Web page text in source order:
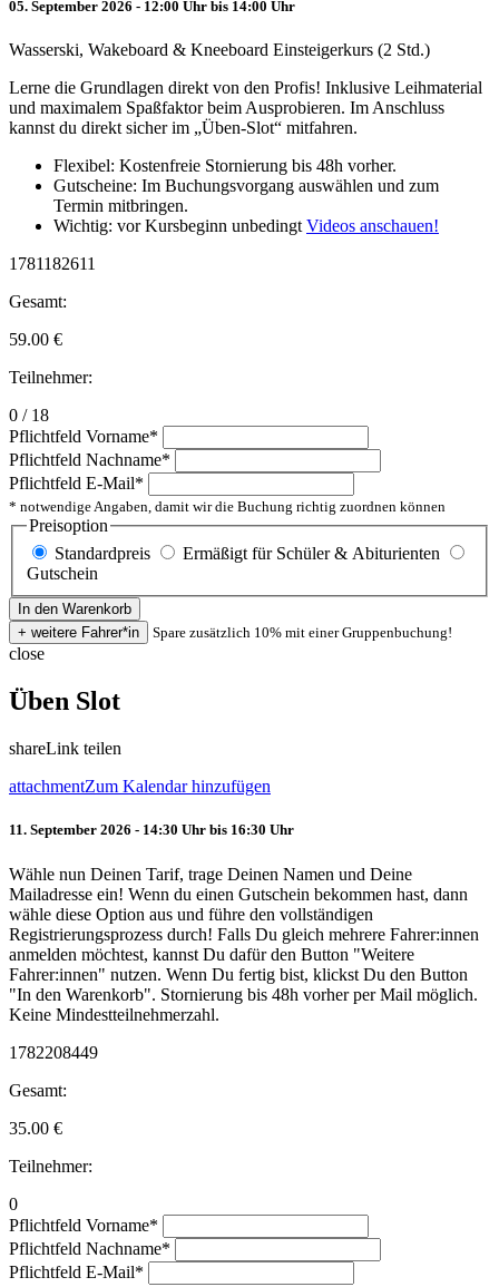
05. September 2026 - 12:00 Uhr bis 14:00 Uhr
Wasserski, Wakeboard & Kneeboard Einsteigerkurs (2 Std.)
Lerne die Grundlagen direkt von den Profis! Inklusive Leihmaterial
und maximalem Spaßfaktor beim Ausprobieren. Im Anschluss
kannst du direkt sicher im „Üben-Slot“ mitfahren.
Flexibel: Kostenfreie Stornierung bis 48h vorher.
Gutscheine: Im Buchungsvorgang auswählen und zum
Termin mitbringen.
Wichtig: vor Kursbeginn unbedingt Videos anschauen!
1781182611
Gesamt:
59.00 €
Teilnehmer:
0 / 18
Pflichtfeld Vorname*
Pflichtfeld Nachname*
Pflichtfeld E-Mail*
* notwendige Angaben, damit wir die Buchung richtig zuordnen können
Preisoption
Standardpreis
Ermäßigt für Schüler & Abiturienten
Gutschein
Spare zusätzlich 10% mit einer Gruppenbuchung!
close
Üben Slot
shareLink teilen
attachmentZum Kalendar hinzufügen
11. September 2026 - 14:30 Uhr bis 16:30 Uhr
Wähle nun Deinen Tarif, trage Deinen Namen und Deine
Mailadresse ein! Wenn du einen Gutschein bekommen hast, dann
wähle diese Option aus und führe den vollständigen
Registrierungsprozess durch! Falls Du gleich mehrere Fahrer:innen
anmelden möchtest, kannst Du dafür den Button "Weitere
Fahrer:innen" nutzen. Wenn Du fertig bist, klickst Du den Button
"In den Warenkorb". Stornierung bis 48h vorher per Mail möglich.
Keine Mindestteilnehmerzahl.
1782208449
Gesamt:
35.00 €
Teilnehmer:
0
Pflichtfeld Vorname*
Pflichtfeld Nachname*
Pflichtfeld E-Mail*